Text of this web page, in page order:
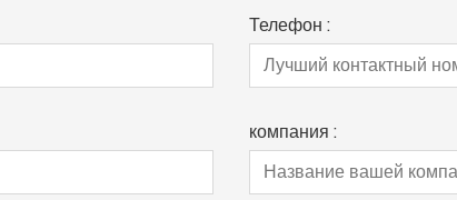
Телефон :
компания :